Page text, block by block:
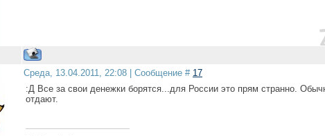
Среда, 13.04.2011, 22:08 | Сообщение # 17
:Д Все за свои денежки борятся...для России это прям странно.
отдают.